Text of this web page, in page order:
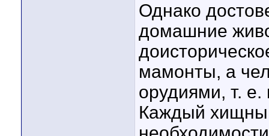
Однако
домашние
мамонты, а
орудиями, т. е.
Каждый